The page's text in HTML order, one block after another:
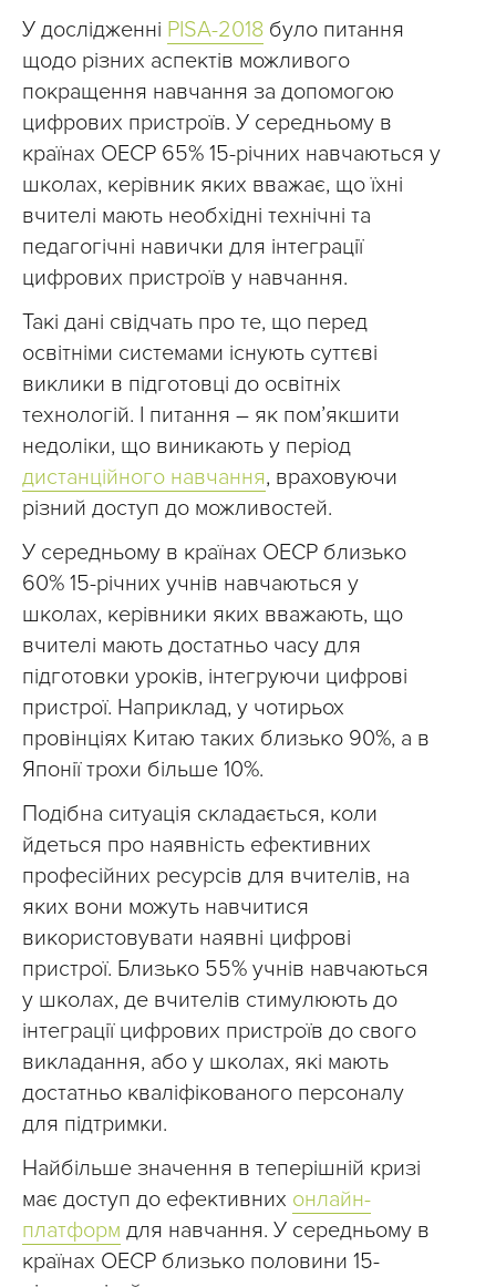
У дослідженні PISA-2018 було питання
щодо різних аспектів можливого
покращення навчання за допомогою
цифрових пристроїв. У середньому в
країнах ОЕСР 65% 15-річних навчаються у
школах, керівник яких вважає, що їхні
вчителі мають необхідні технічні та
педагогічні навички для інтеграції
цифрових пристроїв у навчання.
Такі дані свідчать про те, що перед
освітніми системами існують суттєві
виклики в підготовці до освітніх
технологій. І питання – як пом’якшити
недоліки, що виникають у період
дистанційного навчання, враховуючи
різний доступ до можливостей.
У середньому в країнах ОЕСР близько
60% 15-річних учнів навчаються у
школах, керівники яких вважають, що
вчителі мають достатньо часу для
підготовки уроків, інтегруючи цифрові
пристрої. Наприклад, у чотирьох
провінціях Китаю таких близько 90%, а в
Японії трохи більше 10%.
Подібна ситуація складається, коли
йдеться про наявність ефективних
професійних ресурсів для вчителів, на
яких вони можуть навчитися
використовувати наявні цифрові
пристрої. Близько 55% учнів навчаються
у школах, де вчителів стимулюють до
інтеграції цифрових пристроїв до свого
викладання, або у школах, які мають
достатньо кваліфікованого персоналу
для підтримки.
Найбільше значення в теперішній кризі
має доступ до ефективних онлайн-
платформ для навчання. У середньому в
країнах ОЕСР близько половини 15-